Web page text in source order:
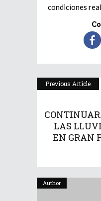
condiciones
Previous Article
LAS
EN GRAN
Author